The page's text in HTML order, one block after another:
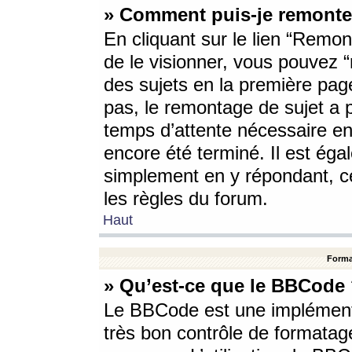
» Comment puis-je
En cliquant sur le lien
de le visionner, vous pouvez
des sujets en la première
pas, le remontage de sujet a
temps d’attente nécessaire
encore été terminé. Il est
simplement en y répondant,
les règles du forum.
Haut
» Qu’est-ce que le BBCode
Le BBCode est une
très bon contrôle de